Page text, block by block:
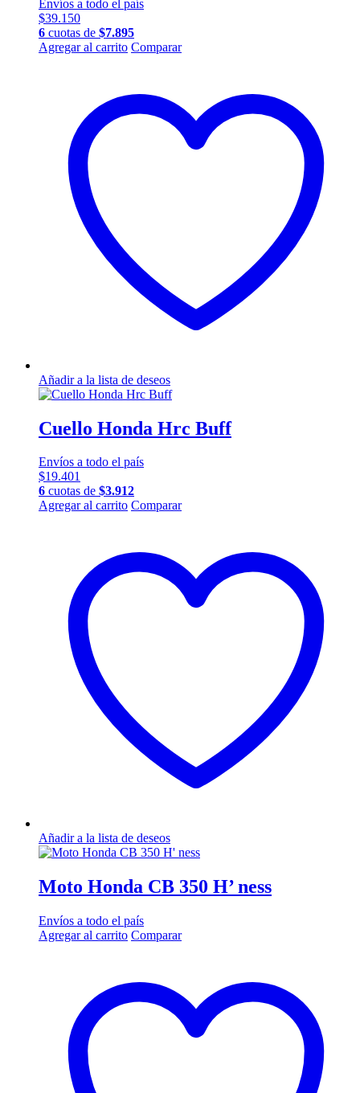
Envíos a todo el país
$39.150
6 cuotas de $7.895
Agregar al carrito Comparar
Añadir a la lista de deseos
Cuello Honda Hrc Buff
Envíos a todo el país
$19.401
6 cuotas de $3.912
Agregar al carrito Este
variantes.
Las
Comparar
Añadir a la lista de deseos
Moto Honda CB 350 H’ ness
Envíos a todo el país
Agregar al carrito Comparar